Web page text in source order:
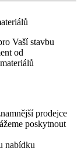
Vaší stavbu
od
prodejce
poskytnout
nabídku